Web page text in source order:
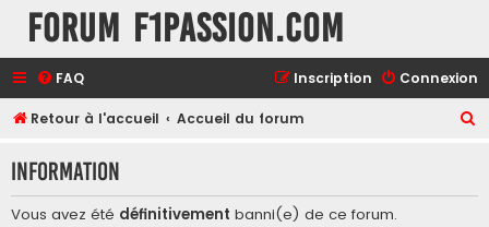
Forum F1Passion.com
FAQ Connexion
Inscription
Retour à l'accueil Accueil du forum
h
Information
Vous avez été définitivement banni(e) de ce forum.